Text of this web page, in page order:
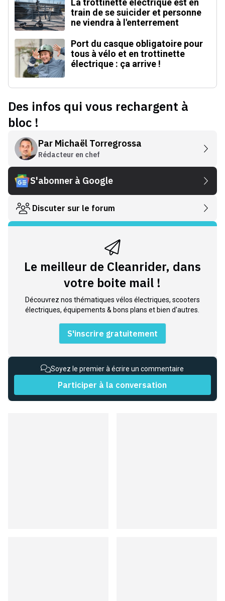
train de se suicider et personne
ne viendra à l'enterrement
Port du casque obligatoire pour
tous à vélo et en trottinette
électrique : ça arrive !
Des infos qui vous rechargent à
bloc !
Par Michaël Torregrossa
Rédacteur en chef
S'abonner à Google
Discuter sur le forum
Le meilleur de Cleanrider, dans
votre boite mail !
Découvrez nos thématiques vélos électriques, scooters
électriques, équipements & bons plans et bien d'autres.
S'inscrire gratuitement
Soyez le premier à écrire un commentaire
Participer à la conversation